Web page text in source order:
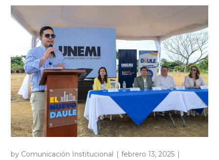
by Comunicación Institucional
febrero 13, 2025